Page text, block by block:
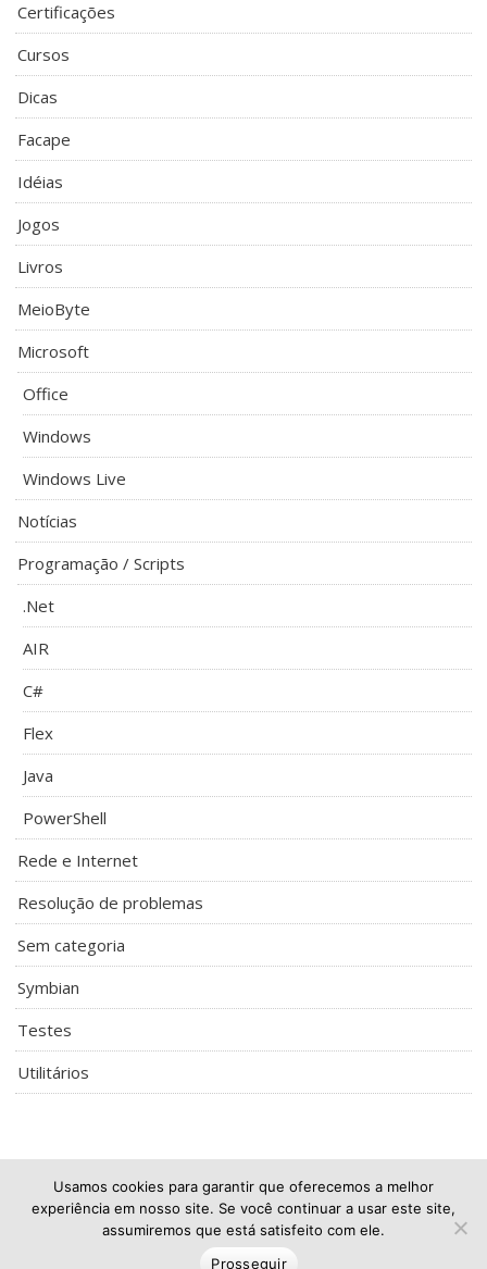
Certificações
Cursos
Dicas
Facape
Idéias
Jogos
Livros
MeioByte
Microsoft
Office
Windows
Windows Live
Notícias
Programação / Scripts
.Net
AIR
C#
Flex
Java
PowerShell
Rede e Internet
Resolução de problemas
Sem categoria
Symbian
Testes
Utilitários
THIAGO MEDEIROS
Usamos cookies para garantir que oferecemos a melhor
experiência em nosso site. Se você continuar a usar este site,
assumiremos que está satisfeito com ele.
Prosseguir